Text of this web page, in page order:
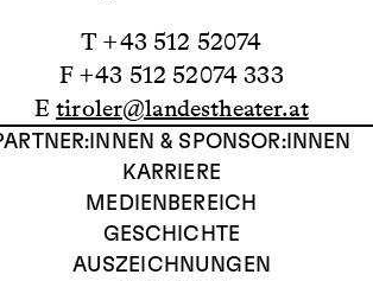
T +43 512 52074
F +43 512 52074 333
Etiroler@landestheater.at
& SPONSOR:INNEN
KARRIERE
MEDIENBEREICH
GESCHICHTE
AUSZEICHNUNGEN